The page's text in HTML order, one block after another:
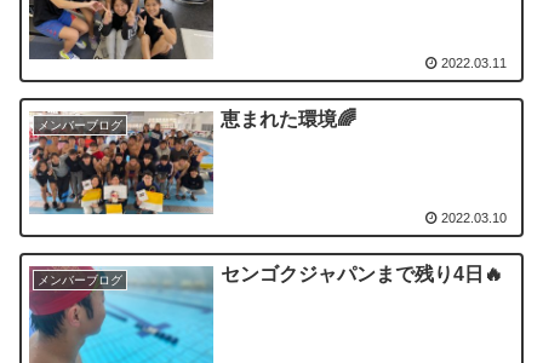
2022.03.11
メンバーブログ 恵まれた環境🌈
2022.03.10
メンバーブログ センゴクジャパンまで残り4日🔥